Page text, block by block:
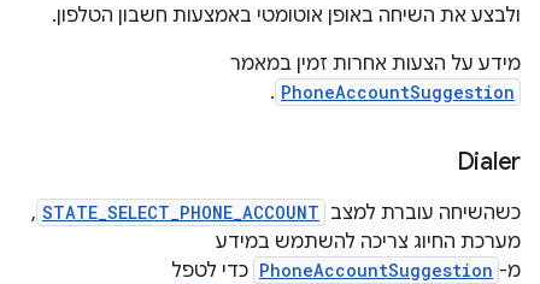
ולבצע את השיחה באופן אוטומטי באמצעות חשבון הטלפון.
מידע על הצעות אחרות זמין במאמר
PhoneAccountSuggestion
.
Dialer
כשהשיחה עוברת למצב STATE_SELECT_PHONE_ACCOUNT
,
מערכת החיוג צריכה להשתמש במידע
מ- PhoneAccountSuggestion כדי לטפל